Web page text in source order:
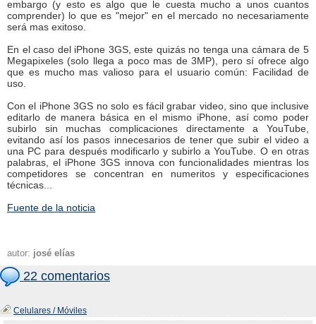
embargo (y esto es algo que le cuesta mucho a unos cuantos
comprender) lo que es "mejor" en el mercado no necesariamente
será mas exitoso.
En el caso del iPhone 3GS, este quizás no tenga una cámara de 5
Megapixeles (solo llega a poco mas de 3MP), pero sí ofrece algo
que es mucho mas valioso para el usuario común: Facilidad de
uso.
Con el iPhone 3GS no solo es fácil grabar video, sino que inclusive
editarlo de manera básica en el mismo iPhone, así como poder
subirlo sin muchas complicaciones directamente a YouTube,
evitando así los pasos innecesarios de tener que subir el video a
una PC para después modificarlo y subirlo a YouTube. O en otras
palabras, el iPhone 3GS innova con funcionalidades mientras los
competidores se concentran en numeritos y especificaciones
técnicas...
Fuente de la noticia
autor: josé elías
22 comentarios
Celulares / Móviles